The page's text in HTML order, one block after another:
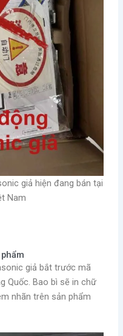
giả hiện đang bán tại
Nam
giả bắt trước mã
Quốc. Bao bì sẽ in chữ
nhãn trên sản phẩm